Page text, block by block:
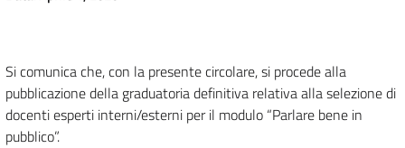
Si comunica che, con la presente circolare, si procede alla
pubblicazione della graduatoria definitiva relativa alla selezione di
docenti esperti interni/esterni per il modulo “Parlare bene in
pubblico”.